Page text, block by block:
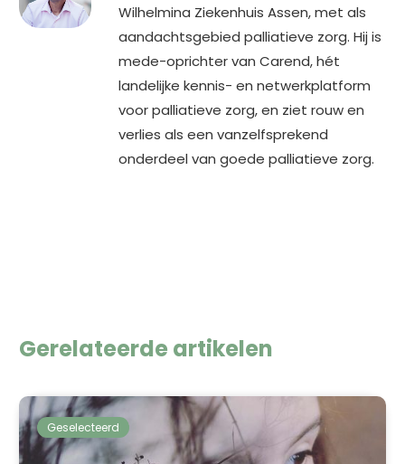
Wilhelmina Ziekenhuis Assen, met als
aandachtsgebied palliatieve zorg. Hij is
mede-oprichter van Carend, hét
landelijke kennis- en netwerkplatform
voor palliatieve zorg, en ziet rouw en
verlies als een vanzelfsprekend
onderdeel van goede palliatieve zorg.
Gerelateerde artikelen
Geselecteerd